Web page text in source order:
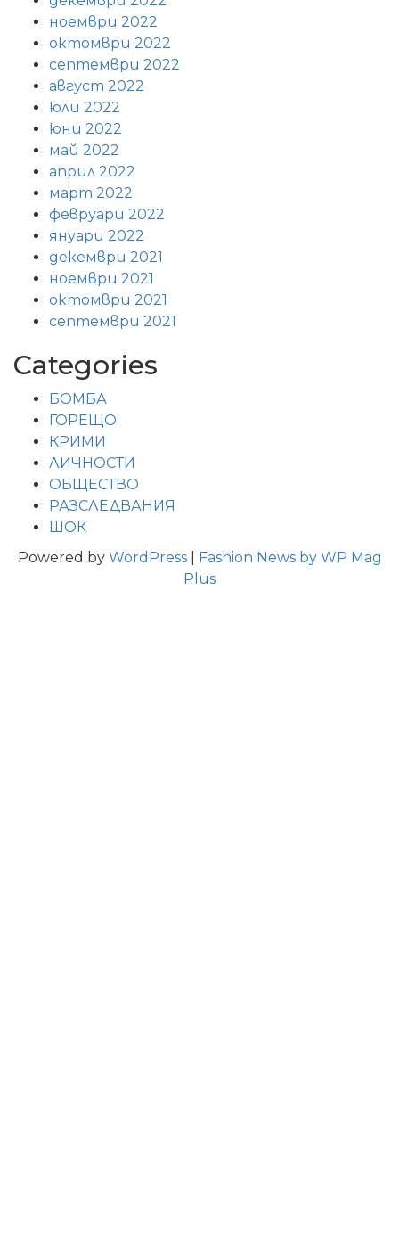
ноември 2022
октомври 2022
септември 2022
август 2022
юли 2022
юни 2022
май 2022
април 2022
март 2022
февруари 2022
януари 2022
декември 2021
ноември 2021
октомври 2021
септември 2021
Categories
БОМБА
ГОРЕЩО
КРИМИ
ЛИЧНОСТИ
ОБЩЕСТВО
РАЗСЛЕДВАНИЯ
ШОК
Powered by WordPress| Fashion News by WP Mag
Plus